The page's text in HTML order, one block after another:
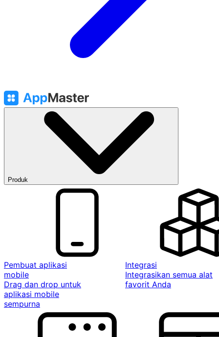
Produk
Pembuat aplikasi
mobile
Drag dan drop untuk
aplikasi mobile
sempurna
Integrasi
Integrasikan semua alat
favorit Anda